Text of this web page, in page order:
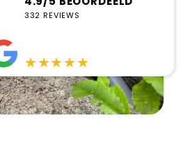
332 REVIEWS
★★★★★